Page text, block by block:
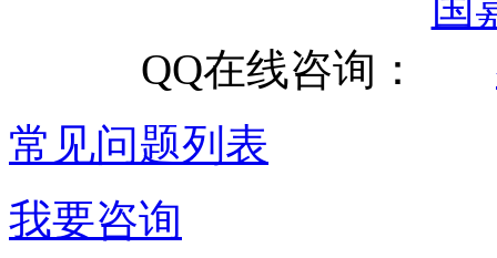
QQ在线咨询：
常见问题列表
我要咨询